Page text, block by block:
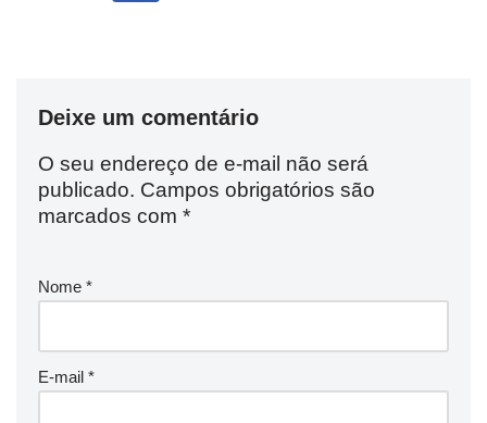
Deixe um comentário
O seu endereço de e-mail não será
publicado. Campos obrigatórios são
marcados com *
Nome *
E-mail *